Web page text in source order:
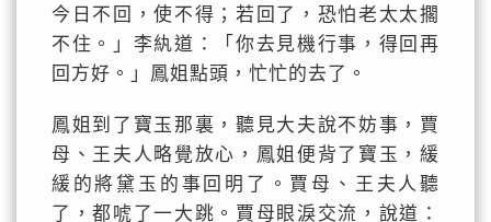
今日不回，使不得；若回了，恐怕老太太擱
不住。」李紈道：「你去見機行事，得回再
回方好。」鳳姐點頭，忙忙的去了。
鳳姐到了寶玉那裏，聽見大夫說不妨事，賈
母、王夫人略覺放心，鳳姐便背了寶玉，緩
緩的將黛玉的事回明了。賈母、王夫人聽
了，都唬了一大跳。賈母眼淚交流，說道：